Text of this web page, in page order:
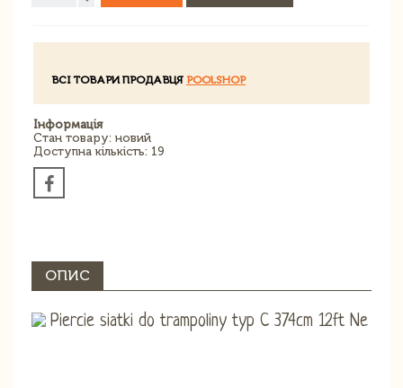
ВСІ ТОВАРИ ПРОДАВЦЯ POOLSHOP
Інформація
Стан товару: новий
Доступна кількість: 19
ОПИС